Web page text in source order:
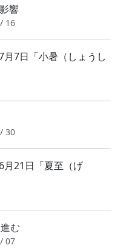
響
16
7日「小暑（しょうし
30
21日「夏至（げ
む
07